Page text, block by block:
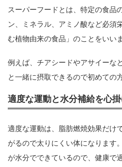
スーパーフードとは、特定の食品
ン、ミネラル、アミノ酸など必須
む植物由来の食品」のことをいいま
例えば、チアシードやアサイーな
と一緒に摂取できるので初めての
適度な運動と水分補給を心
適度な運動は、脂肪燃焼効果だけ
がるので太りにくい体になります
が水分でできているので、健康で